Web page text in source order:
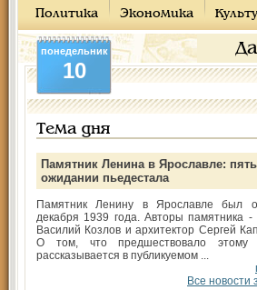
Политика Экономика
понедельник
10
Тема дня
Памятник Ленина в Ярославле:
ожидании пьедестала
Памятник Ленину в Ярославле был
декабря 1939 года. Авторы памятника -
Василий Козлов и архитектор Сергей
О том, что предшествовало этому
рассказывается в публикуемом ...
Все новости